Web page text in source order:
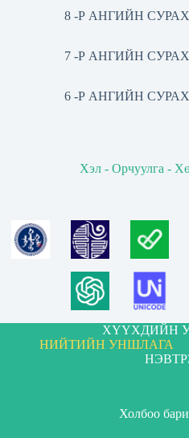
8 -Р АНГИЙН
7 -Р АНГИЙН
6 -Р АНГИЙН
Хэл - Орчуулга -
ХҮҮХДИЙН
НИЙТИЙН УНШЛАГА
Холбоо